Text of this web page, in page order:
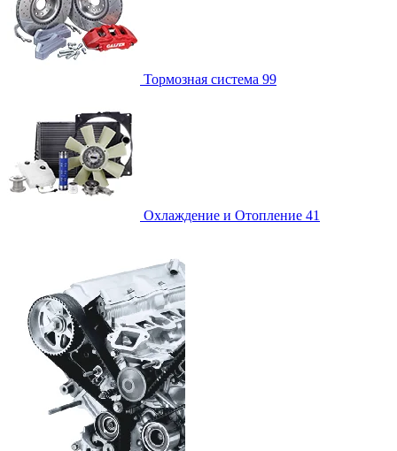
Тормозная система 99
Охлаждение и Отопление 41